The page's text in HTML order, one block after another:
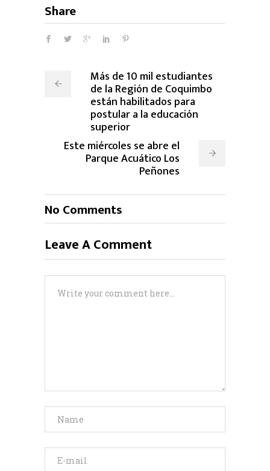
Share
Más de 10 mil estudiantes
de la Región de Coquimbo
están habilitados para
postular a la educación
superior
Este miércoles se abre el
Parque Acuático Los
Peñones
No Comments
Leave A Comment